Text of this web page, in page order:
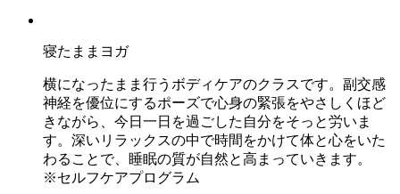
寝たままヨガ
横になったまま行うボディケアのクラスです。副交感
神経を優位にするポーズで心身の緊張をやさしくほど
きながら、今日一日を過ごした自分をそっと労いま
す。深いリラックスの中で時間をかけて体と心をいた
わることで、睡眠の質が自然と高まっていきます。
※セルフケアプログラム